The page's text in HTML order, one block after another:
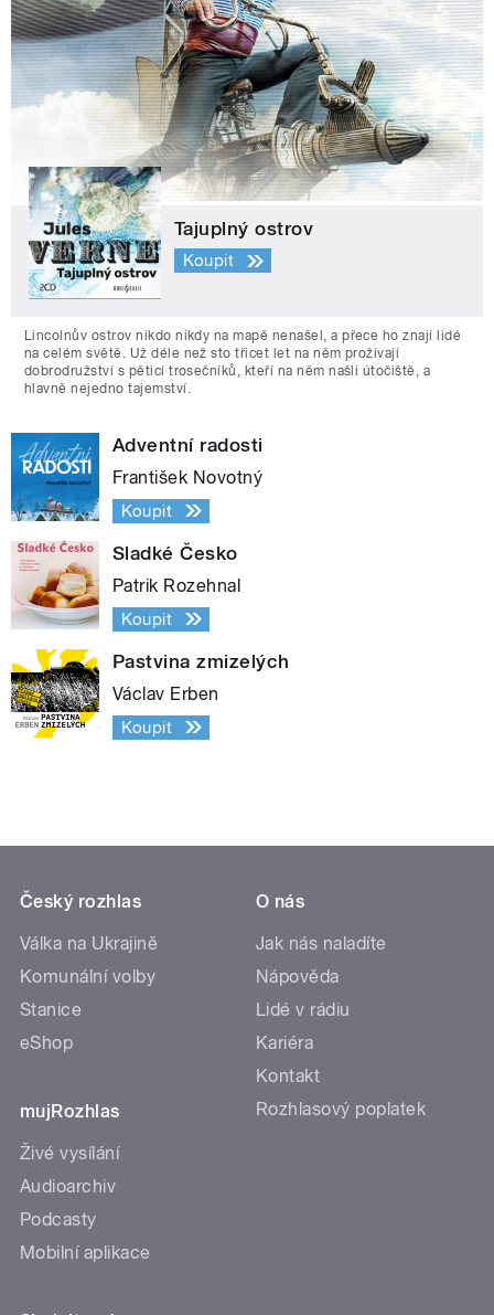
Tajuplný ostrov
Koupit
Lincolnův ostrov nikdo nikdy na mapě nenašel, a přece ho znají lidé
na celém světě. Už déle než sto třicet let na něm prožívají
dobrodružství s pěticí trosečníků, kteří na něm našli útočiště, a
hlavně nejedno tajemství.
Adventní radosti
František Novotný
Koupit
Sladké Česko
Patrik Rozehnal
Koupit
Pastvina zmizelých
Václav Erben
Koupit
Český rozhlas
Válka na Ukrajině
Komunální volby
Stanice
eShop
mujRozhlas
Živé vysílání
Audioarchiv
Podcasty
Mobilní aplikace
O nás
Jak nás naladíte
Nápověda
Lidé v rádiu
Kariéra
Kontakt
Rozhlasový poplatek